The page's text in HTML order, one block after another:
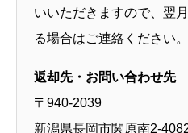
いいただきますので、翌
る場合はご連絡ください。
返却先・お問い合わせ先
〒940-2039
新潟県長岡市関原南2-